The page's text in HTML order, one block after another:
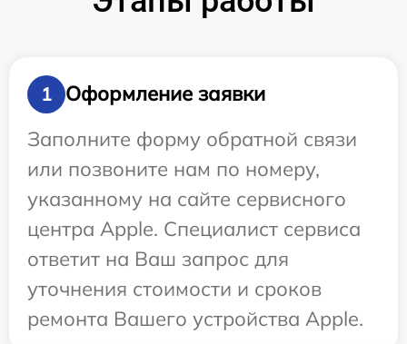
1
Оформление заявки
Заполните форму обратной связи
или позвоните нам по номеру,
указанному на сайте сервисного
центра Apple. Специалист сервиса
ответит на Ваш запрос для
уточнения стоимости и сроков
ремонта Вашего устройства Apple.